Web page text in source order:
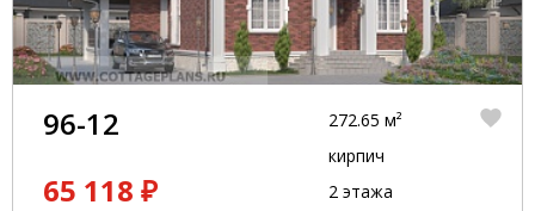
96-12
65 118 ₽
272.65 м²
кирпич
2 этажа